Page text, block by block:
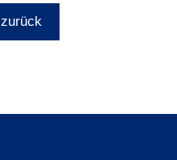
zurück